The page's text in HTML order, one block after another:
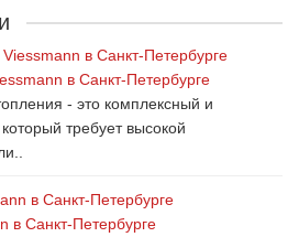
в Санкт-Петербурге
- это комплексный и
требует высокой
в Санкт-Петербурге